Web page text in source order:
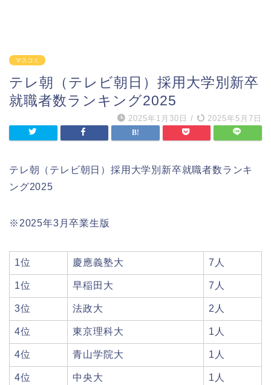
マスコミ
テレ朝（テレビ朝日）採用大学別新卒
就職者数ランキング2025
2025年1月30日 / 2025年5月7日
テレ朝（テレビ朝日）採用大学別新卒就職者数ランキ
ング2025
※2025年3月卒業生版
1位 慶應義塾大 7人
1位 早稲田大 7人
3位 法政大 2人
4位 東京理科大 1人
4位 青山学院大 1人
4位 中央大 1人